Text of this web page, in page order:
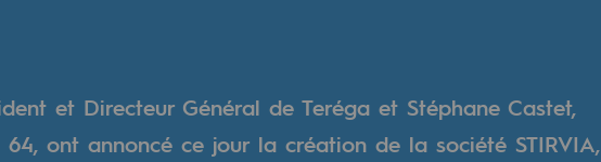
et Directeur Général de Teréga et Stéphane Castet,
64, ont annoncé ce jour la création de la société STIRVIA,